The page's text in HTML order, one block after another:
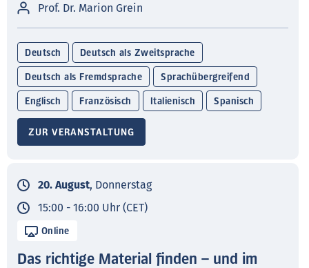
Prof. Dr. Marion Grein
Deutsch Deutsch als Zweitsprache
Deutsch als Fremdsprache Sprachübergreifend
Englisch Französisch Italienisch Spanisch
ZUR VERANSTALTUNG
20. August, Donnerstag
15:00 - 16:00 Uhr (CET)
Online
Das richtige Material finden – und im